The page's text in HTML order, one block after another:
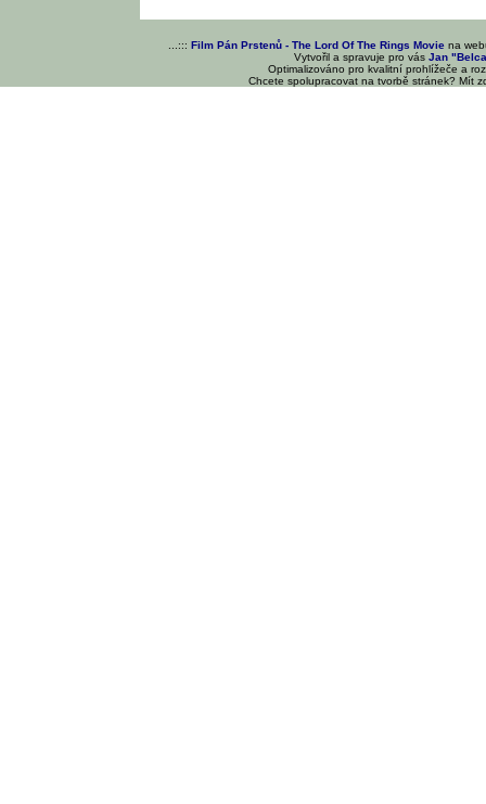
...::: Film Pán Prstenů - The Lord Of The Rings Movie na
Vytvořil a spravuje pro vásJan
Optimalizováno pro kvalitní prohlížeče a
Chcete spolupracovat na tvorbě stránek? Mít